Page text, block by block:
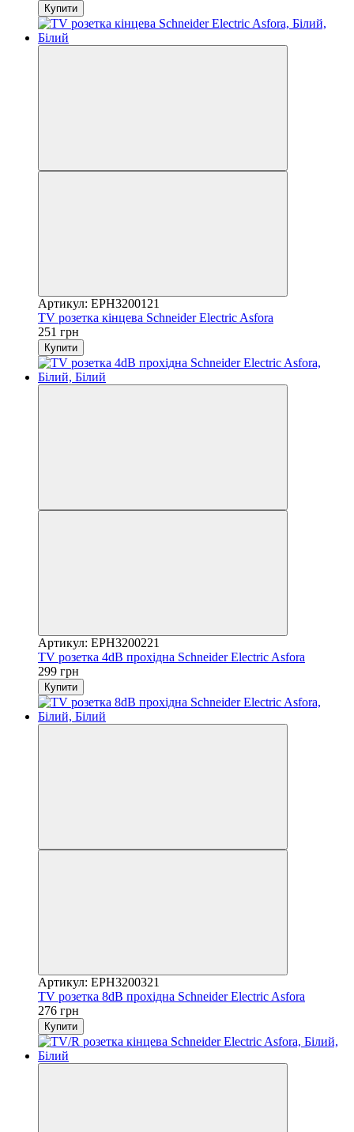
Купити
Артикул: EPH3200121
TV розетка кінцева Schneider Electric Asfora
251 грн
Купити
Артикул: EPH3200221
TV розетка 4dB прохідна Schneider Electric Asfora
299 грн
Купити
Артикул: EPH3200321
TV розетка 8dB прохідна Schneider Electric Asfora
276 грн
Купити